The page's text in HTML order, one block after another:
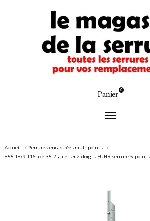
Panier 0
Accueil
Serrures encastrées multipoints
855 T8/9 T16 axe 35 2 galets + 2 doigts FUHR serrure 5 points